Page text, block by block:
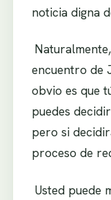
noticia digna
encuentro de
obvio es que
puedes
pero si
proceso de
Usted puede